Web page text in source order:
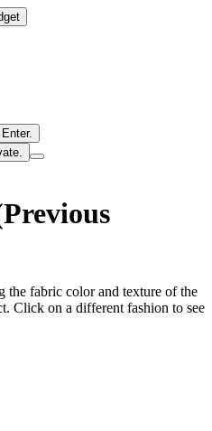
the fabric color and texture of the
Click on a different fashion to see